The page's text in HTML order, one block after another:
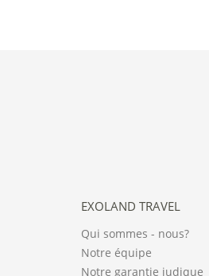
EXOLAND TRAVEL
Qui sommes - nous?
Notre équipe
Notre garantie judique